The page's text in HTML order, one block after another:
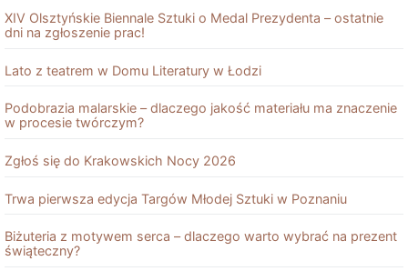
XIV Olsztyńskie Biennale Sztuki o Medal Prezydenta – ostatnie
dni na zgłoszenie prac!
Lato z teatrem w Domu Literatury w Łodzi
Podobrazia malarskie – dlaczego jakość materiału ma znaczenie
w procesie twórczym?
Zgłoś się do Krakowskich Nocy 2026
Trwa pierwsza edycja Targów Młodej Sztuki w Poznaniu
Biżuteria z motywem serca – dlaczego warto wybrać na prezent
świąteczny?